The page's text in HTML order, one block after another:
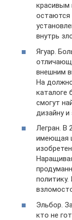
красивым
остаются
внутрь
Ягуар.
внешним
На
каталоге
смогут
дизайну
Легран. В
имеющая
политику.
Эльбор.
кто не